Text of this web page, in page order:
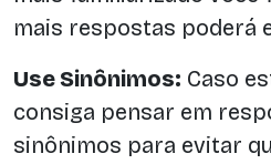
mais respostas poderá
Use Sinônimos: Caso
consiga pensar em
sinônimos para evitar